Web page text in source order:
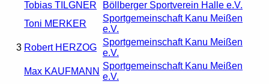
Tobias TILGNER
Böllberger Sportverein Halle e.V.
3
Toni MERKER
Sportgemeinschaft Kanu Meißen
e.V.
Robert HERZOG
Sportgemeinschaft Kanu Meißen
e.V.
Max KAUFMANN
Sportgemeinschaft Kanu Meißen
e.V.